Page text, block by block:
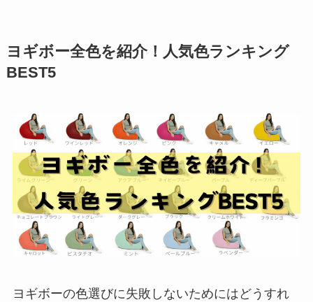
ヨギボー全色を紹介！人気色ランキング
BEST5
ヨギボーの色選びに失敗しないためにはどうすれ